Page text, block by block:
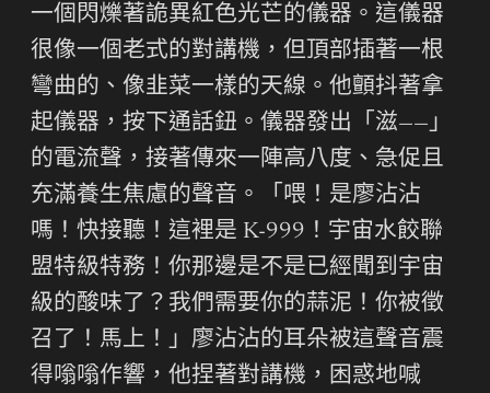
一個閃爍著詭異紅色光芒的儀器。這儀器
很像一個老式的對講機，但頂部插著一根
彎曲的、像韭菜一樣的天線。他顫抖著拿
起儀器，按下通話鈕。儀器發出「滋——」
的電流聲，接著傳來一陣高八度、急促且
充滿養生焦慮的聲音。「喂！是廖沾沾
嗎！快接聽！這裡是 K-999！宇宙水餃聯
盟特級特務！你那邊是不是已經聞到宇宙
級的酸味了？我們需要你的蒜泥！你被徵
召了！馬上！」廖沾沾的耳朵被這聲音震
得嗡嗡作響，他捏著對講機，困惑地喊